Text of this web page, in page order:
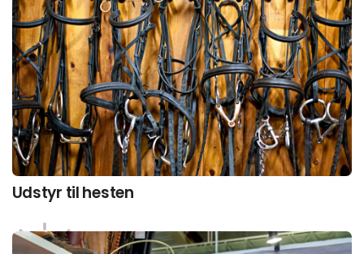
Udstyr til hesten